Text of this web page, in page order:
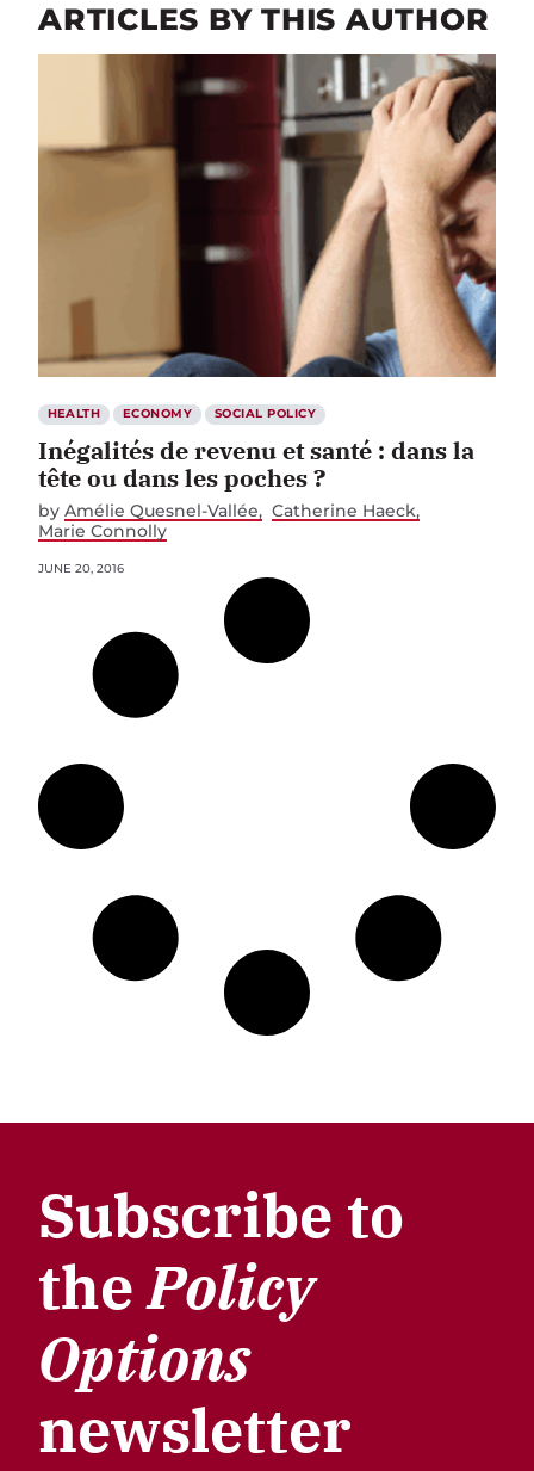
ARTICLES BY THIS AUTHOR
HEALTH ECONOMY SOCIAL POLICY
Inégalités de revenu et santé : dans la
tête ou dans les poches ?
by Amélie Quesnel-Vallée
Catherine Haeck
Marie Connolly
JUNE 20, 2016
Subscribe to
thePolicy
Options
newsletter